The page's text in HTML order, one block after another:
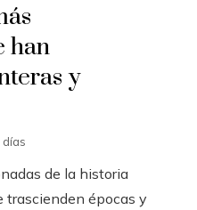
han
y
días
de la historia
trascienden épocas y